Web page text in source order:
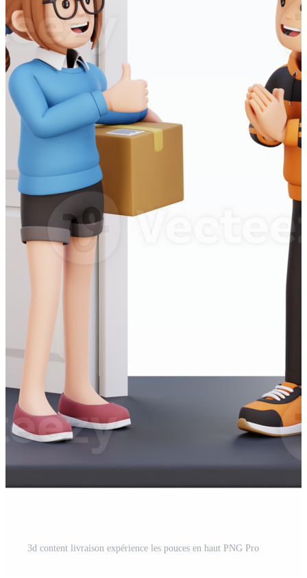
3d content livraison expérience les pouces en haut PNG Pro